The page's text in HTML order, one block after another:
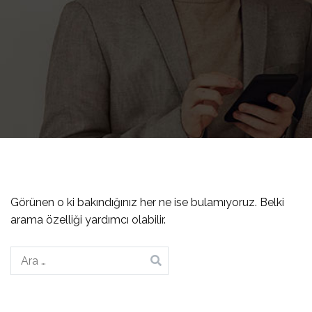
Görünen o ki bakındığınız her ne ise bulamıyoruz. Belki
arama özelliği yardımcı olabilir.
Arama: